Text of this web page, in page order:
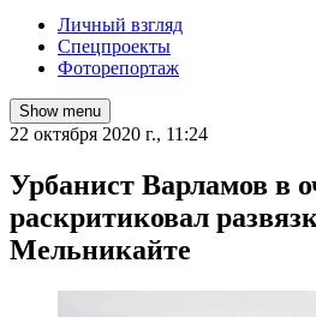
Личный взгляд
Спецпроекты
Фоторепортаж
Show menu
22 октября 2020 г., 11:24
​Урбанист Варламов в
раскритиковал
Мельникайте